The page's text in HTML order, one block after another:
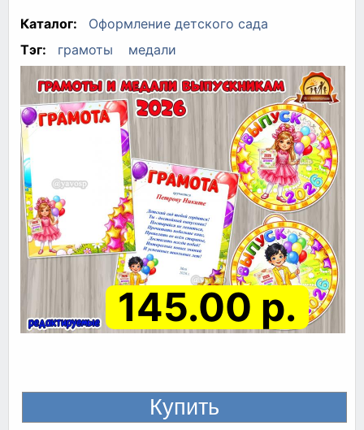
Каталог:
Оформление детского сада
Тэг:
грамоты медали
145.00 р.